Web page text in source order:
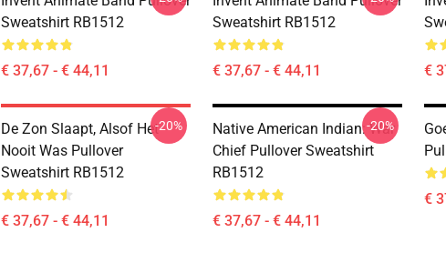
Sweatshirt RB1512
€ 37,67 - € 44,11
Sweatshirt RB1512
€ 37,67 - € 44,11 €
De Zon Slaapt, Alsof Het
Nooit Was Pullover
Sweatshirt RB1512
€ 37,67 - € 44,11
-20%
Native American Indian: War
Chief Pullover Sweatshirt
RB1512
€ 37,67 - € 44,11
-20%
€